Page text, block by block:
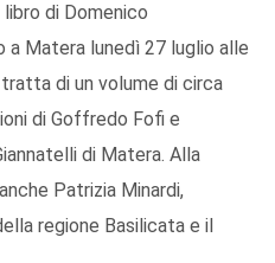
libro di Domenico
a Matera lunedì 27 luglio alle
di un volume di circa
di Goffredo Fofi e
di Matera. Alla
Patrizia Minardi,
regione Basilicata e il